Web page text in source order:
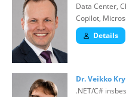
Data Center,
Copilot,
Details
Dr. Veikko
.NET/C#